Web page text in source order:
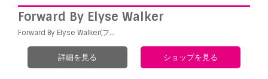
Forward By Elyse Walker
Forward By Elyse Walker(フ…
詳細を見る ショップを見る